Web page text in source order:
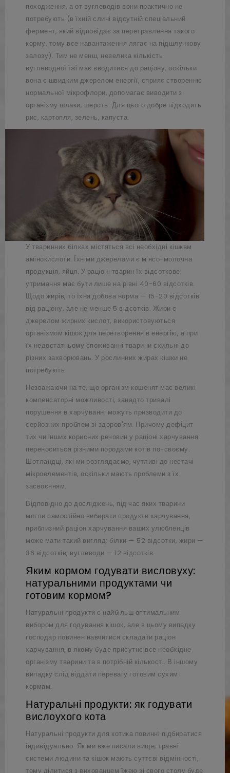
походження, а от вуглеводів вони практично не
потребують (в їхній слині відсутній спеціальний
фермент, який відповідає за перетравлення такого
корму, тому все навантаження лягає на підшлункову
залозу). Тим не менш, невелика кількість
вуглеводної їжі має вводитися до раціону, оскільки
вона є швидким джерелом енергії, сприяє створенню
нормальної мікрофлори, допомагає виводити з
організму шлаки, шерсть. Для цього добре підходить
рис, картопля, зелень, капуста.
У тваринних білках містяться всі необхідні кішкам
амінокислоти. Їхніми джерелами є м'ясо-молочна
продукція, яйця. У раціоні тварин їх відсоткове
утримання має бути лише на рівні 40-60 відсотків.
Щодо жирів, то їхня добова норма — 15-20 відсотків
від раціону, але не менше 5 відсотків. Жири є
джерелом жирних кислот, використовуються
організмом кішок для перетворення в енергію, а при
їх недостатньому споживанні тварини схильні до
різних захворювань. У рослинних жирах кішки не
потребують.
Незважаючи на те, що організм кошенят має великі
компенсаторні можливості, занадто тривалі
порушення в харчуванні можуть призводити до
серйозних проблем зі здоров'ям. Причому дефіцит
тих чи інших корисних речовин у раціоні харчування
переноситься різними породами котів по-своєму.
Шотландці, які ми розглядаємо, чутливі до нестачі
мікроелементів, оскільки мають проблеми з їх
засвоєнням.
Відповідно до досліджень, під час яких тварини
могли самостійно вибирати продукти харчування,
приблизний раціон харчування ваших улюбленців
може мати такий вигляд: білки — 52 відсотки, жири —
36 відсотків, вуглеводи — 12 відсотків.
Яким кормом годувати висловуху:
натуральними продуктами чи
готовим кормом?
Натуральні продукти є найбільш оптимальним
вибором для годування кішок, але в цьому випадку
господар повинен навчитися складати раціон
харчування, в якому буде присутнє все необхідне
організму тварини та в потрібній кількості. В іншому
випадку слід віддати перевагу готовим сухим
кормам.
Натуральні продукти: як годувати
вислоухого кота
Натуральні продукти для котика повинні підбиратися
індивідуально. Як ми вже писали вище, травні
системи людини та кішок мають суттєві відмінності,
тому ділитися з вихованцем їжею зі свого столу буде